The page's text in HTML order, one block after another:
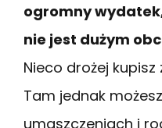
ogromny
nie jest dużym
Nieco drożej
Tam jednak
umaszczeniach i